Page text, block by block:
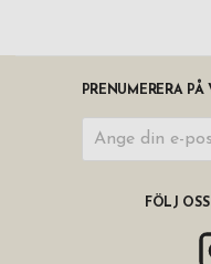
PRENUMERERA
FÖLJ